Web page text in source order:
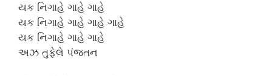
યક નિગાહે ગાહે ગાહે
યક નિગાહે ગાહે ગાહે ગાહે
યક નિગાહે ગાહે ગાહે
અઝ તુફેલે પંજતન